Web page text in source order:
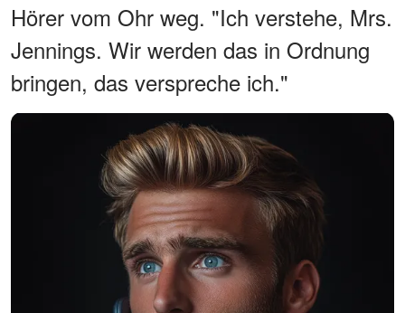
Hörer vom Ohr weg. "Ich verstehe, Mrs.
Jennings. Wir werden das in Ordnung
bringen, das verspreche ich."